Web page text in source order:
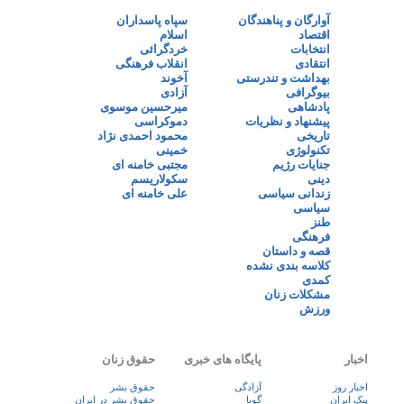
آوارگان و پناهندگان
اقتصاد
انتخابات
انتقادی
بهداشت و تندرستی
بیوگرافی
پادشاهی
پیشنهاد و نظریات
تاریخی
تکنولوژی
جنایات رژیم
دینی
زندانی سیاسی
سیاسی
طنز
فرهنگی
قصه و داستان
کلاسه بندی نشده
کمدی
مشکلات زنان
ورزش
سپاه پاسداران
اسلام
خردگرائی
انقلاب فرهنگی
آخوند
آزادی
میرحسین موسوی
دموکراسی
محمود احمدی نژاد
خمینی
مجتبی خامنه ای
سکولاریسم
علی خامنه ای
اخبار
اخبار روز
پيک ايران
پایگاه های خبری
آزادگی
گویا
حقوق زنان
حقوق بشر
حقوق بشر در ایران